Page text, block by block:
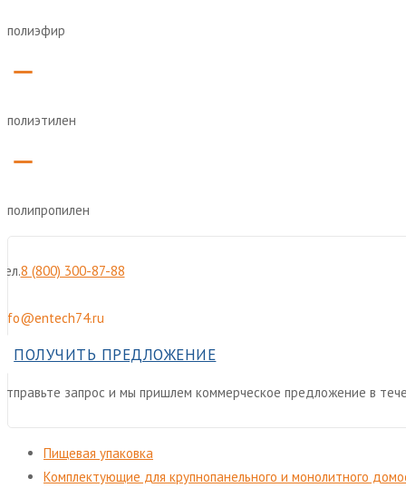
полиэфир
remove
полиэтилен
remove
полипропилен
8 (800) 300-87-88
ПОЛУЧИТЬ ПРЕДЛОЖЕНИЕ
запрос и мы пришлем коммерческое предложение в
Пищевая упаковка
Комплектующие для крупнопанельного и монолитного